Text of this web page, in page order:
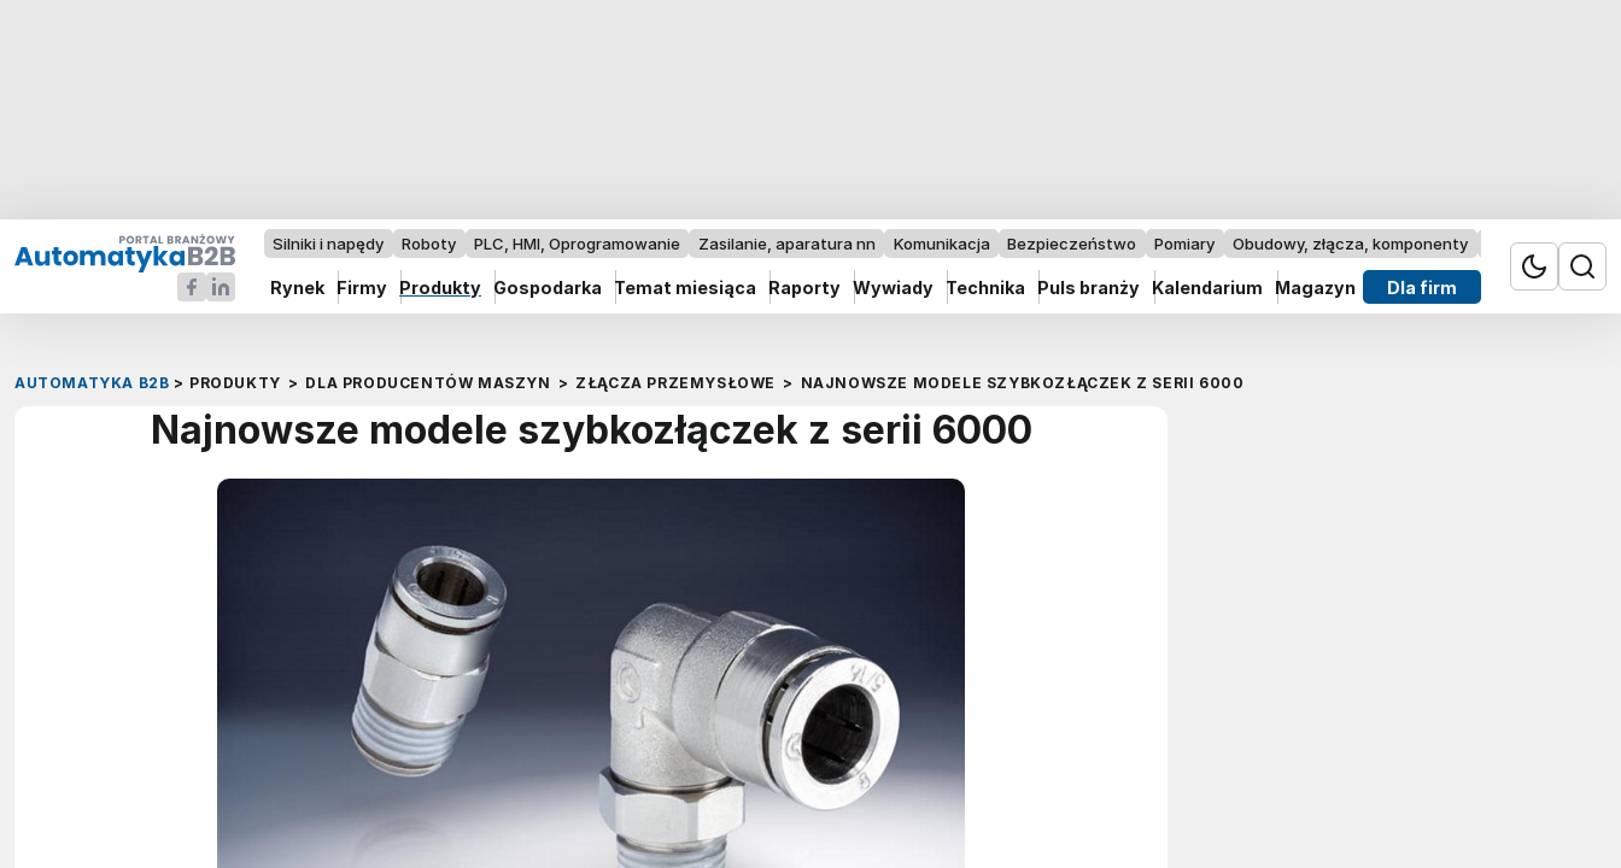
Silniki i napędy Roboty PLC, HMI, Oprogramowanie Zasilanie, aparatura nn Komunikacja Bezpieczeństwo Pomiary Obudowy, złącza, komponenty Przemysł 4.0
Rynek Firmy Produkty Gospodarka Temat miesiąca Raporty Wywiady Technika Puls branży Kalendarium Magazyn Dla firm
AUTOMATYKA B2B > PRODUKTY > DLA PRODUCENTÓW MASZYN > ZŁĄCZA PRZEMYSŁOWE > NAJNOWSZE MODELE SZYBKOZŁĄCZEK Z SERII 6000
Najnowsze modele szybkozłączek z serii 6000